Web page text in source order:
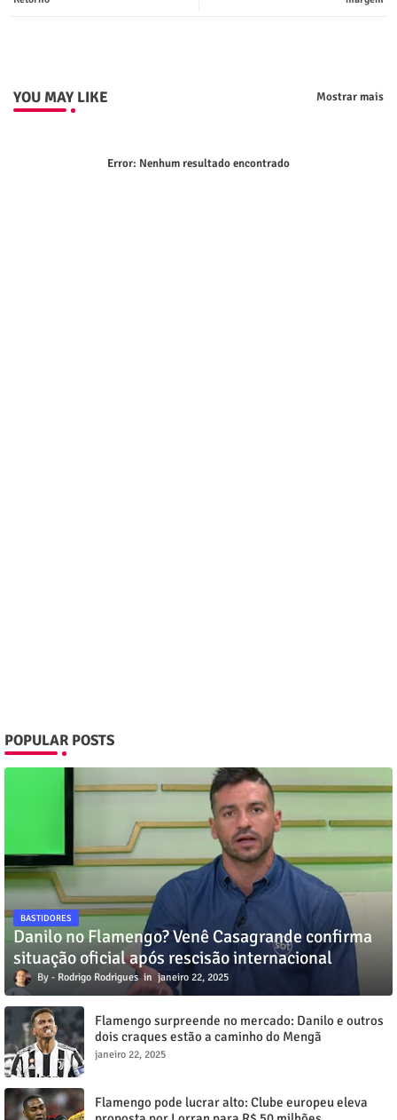
YOU MAY LIKE Mostrar mais
Error: Nenhum resultado encontrado
POPULAR POSTS
BASTIDORES
Danilo no Flamengo? Venê Casagrande confirma
situação oficial após rescisão internacional
Rodrigo Rodrigues janeiro 22, 2025
Flamengo surpreende no mercado: Danilo e outros
dois craques estão a caminho do Mengã
janeiro 22, 2025
Flamengo pode lucrar alto: Clube europeu eleva